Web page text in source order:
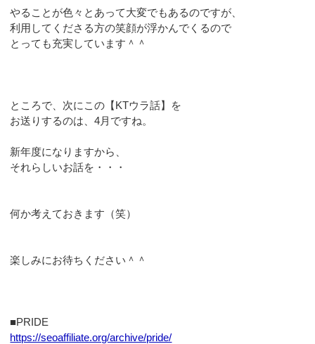
やることが色々とあって大変でもあるのですが、
利用してくださる方の笑顔が浮かんでくるので
とっても充実しています＾＾
ところで、次にこの【KTウラ話】を
お送りするのは、4月ですね。
新年度になりますから、
それらしいお話を・・・
何か考えておきます（笑）
楽しみにお待ちください＾＾
■PRIDE
https://seoaffiliate.org/archive/pride/